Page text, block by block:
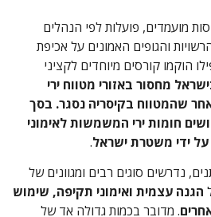
מועמדים, פועלות לפי הנהלים
והגופים האמונים על אכיפת
הוקמו קורסים מיוחדים לקציני
מחסור באזורי מטווח ירי
שהמטווח בקיסריה נסגר. בסך
חומות ירי המשמשות לאימוני
ידי משטרת ישראל.
נדרשים סוגים רבים ומגוונים של
הגנה עצמית ואימוני תקיפה, שימוש
. מדובר בכמות גדולה אד של